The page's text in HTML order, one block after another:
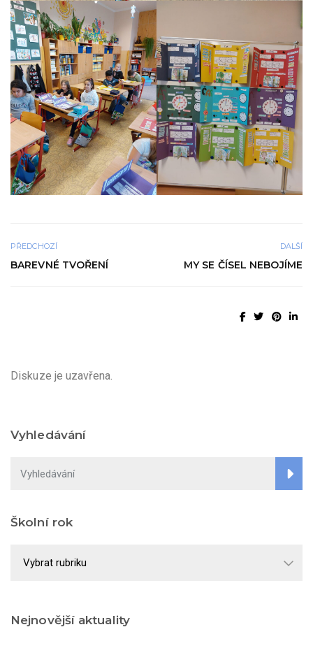
PŘEDCHOZÍ
BAREVNÉ TVOŘENÍ
DALŠÍ
MY SE ČÍSEL NEBOJÍME
Diskuze je uzavřena.
Vyhledávání
Školní rok
Nejnovější aktuality